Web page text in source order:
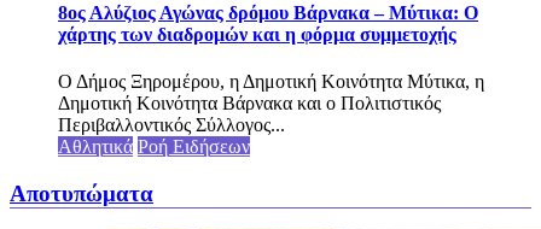
8ος Αλύζιος Αγώνας δρόμου Βάρνακα – Μύτικα: Ο
χάρτης των διαδρομών και η φόρμα συμμετοχής
Ο Δήμος Ξηρομέρου, η Δημοτική Κοινότητα Μύτικα, η
Δημοτική Κοινότητα Βάρνακα και ο Πολιτιστικός
Περιβαλλοντικός Σύλλογος...
Αθλητικά Ροή Ειδήσεων
Αποτυπώματα